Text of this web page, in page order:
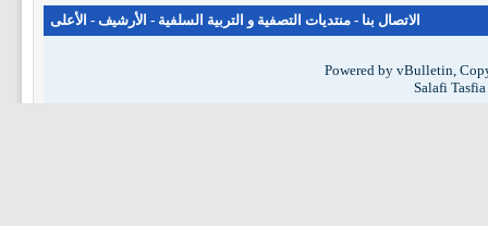
الاتصال بنا - منتديات التصفية و التربية السلفية - الأرشيف - الأعلى
Powered by vBulletin,
Salafi